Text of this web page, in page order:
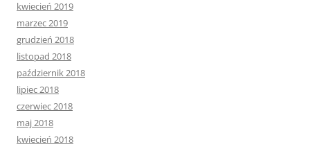
kwiecień 2019
marzec 2019
grudzień 2018
listopad 2018
październik 2018
lipiec 2018
czerwiec 2018
maj 2018
kwiecień 2018